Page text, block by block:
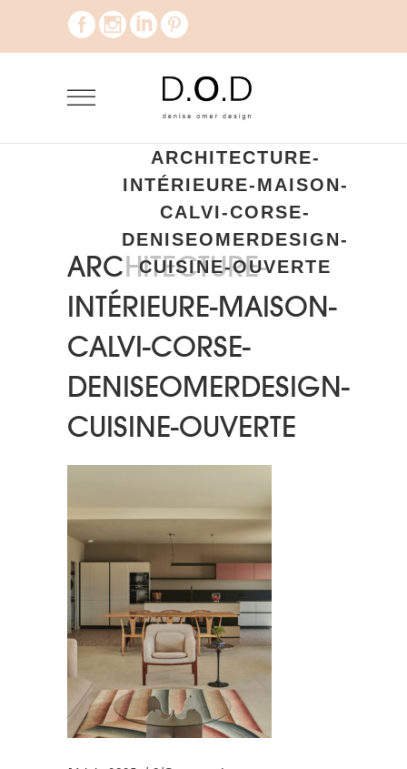
ARCHITECTURE-
INTÉRIEURE-MAISON-
CALVI-CORSE-
DENISEOMERDESIGN-
CUISINE-OUVERTE
ARCHITECTURE-
INTÉRIEURE-MAISON-
CALVI-CORSE-
DENISEOMERDESIGN-
CUISINE-OUVERTE